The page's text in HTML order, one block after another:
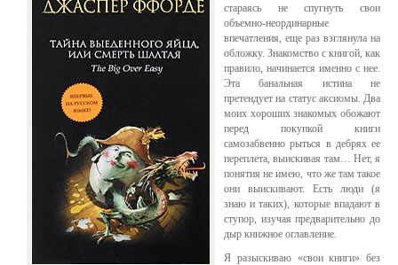
стараясь не спугнуть свои
объемно-неординарные
впечатления, еще раз взглянула на
обложку. Знакомство с книгой, как
правило, начинается именно с нее.
Эта банальная истина не
претендует на статус аксиомы. Два
моих хороших знакомых обожают
перед покупкой книги
самозабвенно рыться в дебрях ее
переплета, выискивая там… Нет, я
понятия не имею, что же там такое
они выискивают. Есть люди (я
знаю и таких), которые впадают в
ступор, изучая предварительно до
дыр книжное оглавление.
Я разыскиваю «свои книги» без